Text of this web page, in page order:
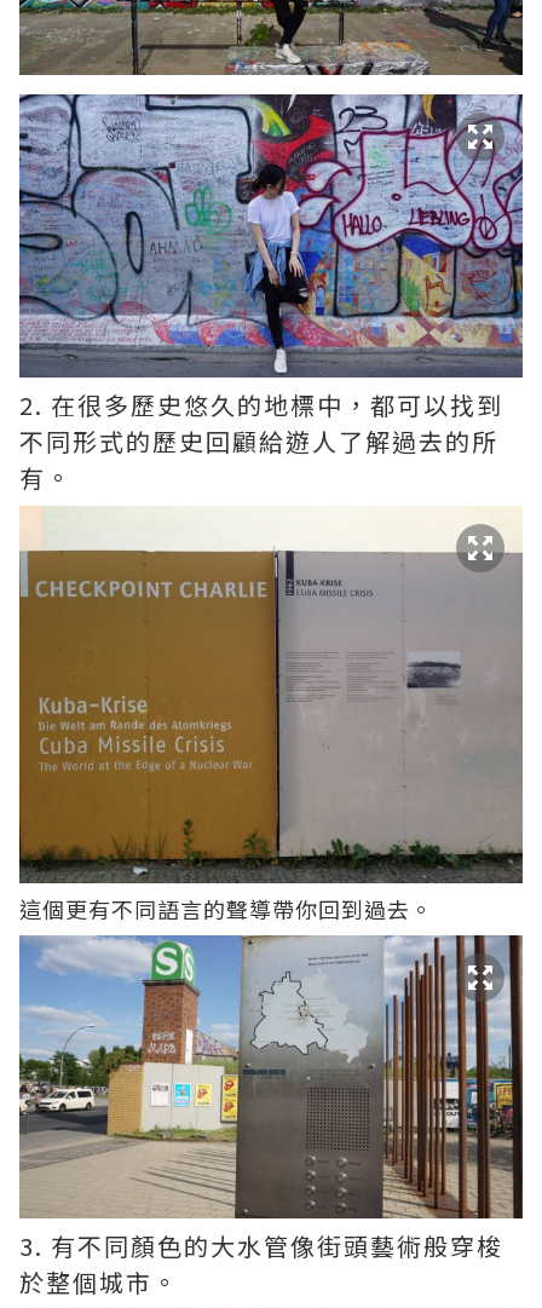
2. 在很多歷史悠久的地標中，都可以找到
不同形式的歷史回顧給遊人了解過去的所
有。
這個更有不同語言的聲導帶你回到過去。
3. 有不同顏色的大水管像街頭藝術般穿梭
於整個城市。